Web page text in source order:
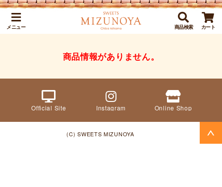
メニュー 商品検索 カート
商品情報がありません。
Official Site Instagram Online Shop
(C) SWEETS MIZUNOYA